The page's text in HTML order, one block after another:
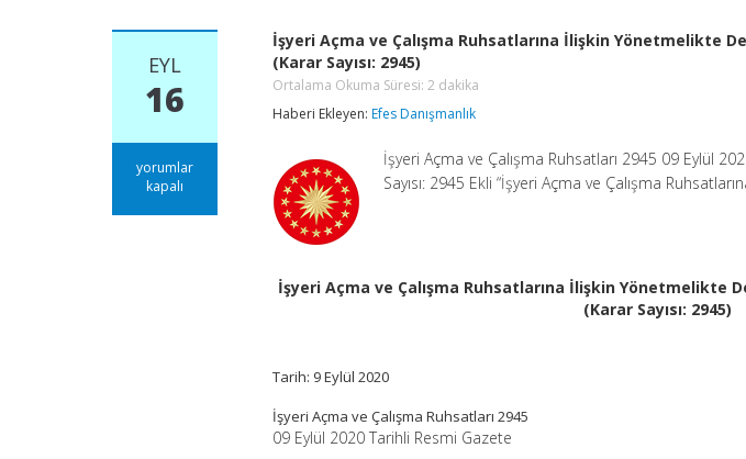
EYL
16
İşyeri
Açma
yorumlar
kapalı
İşyeri Açma ve Çalışma Ruhsatlarına İlişkin Yönetmelikte
(Karar Sayısı: 2945)
Ortalama Okuma Süresi:2 dakika
Haberi Ekleyen:Efes Danışmanlık
İşyeri Açma ve Çalışma Ruhsatları 2945 09 Eylül
Sayısı: 2945 Ekli “İşyeri Açma ve Çalışma
İşyeri Açma ve Çalışma Ruhsatlarına İlişkin Yönetmelikte
(Karar Sayısı: 2945)
Tarih: 9 Eylül 2020
İşyeri Açma ve Çalışma Ruhsatları 2945
09 Eylül 2020 Tarihli Resmi Gazete